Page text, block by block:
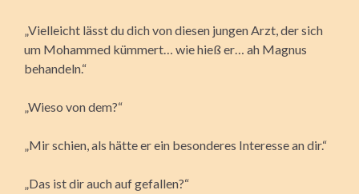
„Vielleicht lässt du dich von diesen jungen Arzt, der sich
um Mohammed kümmert… wie hieß er… ah Magnus
behandeln.“
„Wieso von dem?“
„Mir schien, als hätte er ein besonderes Interesse an dir.“
„Das ist dir auch auf gefallen?“